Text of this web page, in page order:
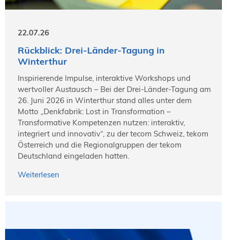
22.07.26
Rückblick: Drei-Länder-Tagung in
Winterthur
Inspirierende Impulse, interaktive Workshops und
wertvoller Austausch – Bei der Drei-Länder-Tagung am
26. Juni 2026 in Winterthur stand alles unter dem
Motto „Denkfabrik: Lost in Transformation –
Transformative Kompetenzen nutzen: interaktiv,
integriert und innovativ“, zu der tecom Schweiz, tekom
Österreich und die Regionalgruppen der tekom
Deutschland eingeladen hatten.
Weiterlesen